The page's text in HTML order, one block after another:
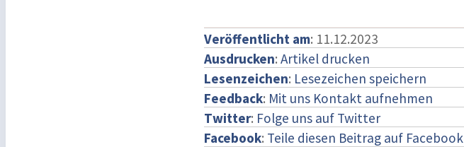
Veröffentlicht am: 11.12.2023
Ausdrucken: Artikel drucken
Lesenzeichen: Lesezeichen speichern
Feedback: Mit uns Kontakt aufnehmen
Twitter: Folge uns auf Twitter
Facebook: Teile diesen Beitrag auf Facebook